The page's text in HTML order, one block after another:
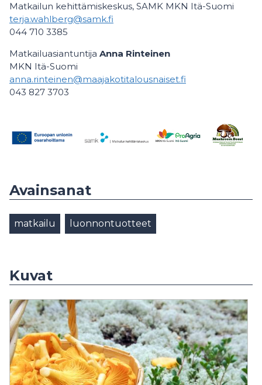
Matkailun kehittämiskeskus, SAMK MKN Itä-Suomi
terja.wahlberg@samk.fi
044 710 3385
Matkailuasiantuntija Anna Rinteinen
MKN Itä-Suomi
anna.rinteinen@maajakotitalousnaiset.fi
043 827 3703
Avainsanat
matkailu luonnontuotteet
Kuvat